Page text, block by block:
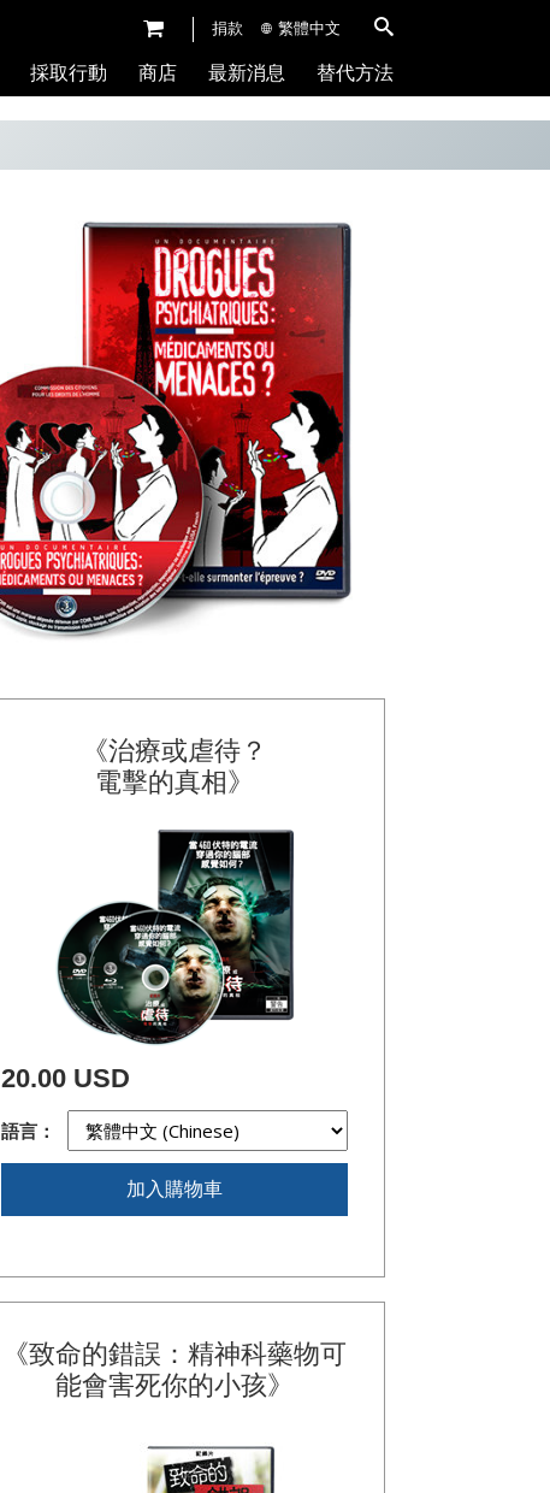
捐款 繁體中文
採取行動 商店 最新消息 替代方法
《治療或虐待？
電擊的真相》
20.00 USD
語言：
加入購物車
《致命的錯誤：精神科藥物可
能會害死你的小孩》